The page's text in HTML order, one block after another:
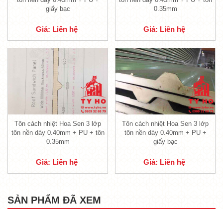
CHẤT LƯỢNG, GIÁ THÀNH PHẢI CHĂNG
1. Cấu tạo tôn PU cách nhiệt Hoa
Sen 3 lớp tôn nền dày 0.35mm + PU
+ giấy bạc
giấy bạc
Giá: Liên hệ
0.35mm
Giá: Liên hệ
Tôn cách nhiệt Hoa Sen 3 lớp
tôn nền dày 0.40mm + PU + tôn
0.35mm
Giá: Liên hệ
Tôn cách nhiệt Hoa Sen 3 lớp
tôn nền dày 0.40mm + PU +
giấy bạc
Giá: Liên hệ
SẢN PHẨM ĐÃ XEM